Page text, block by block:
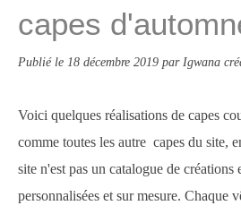
capes
Publié le 18 décembre 2019 par Igwana
Voici quelques réalisations de capes
comme toutes les autre capes du site,
site n'est pas un catalogue de
personnalisées et sur mesure. Chaque